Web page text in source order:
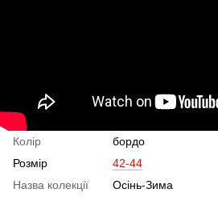
Колір
бордо
Розмір
42-44
Назва колекції
Осінь-Зима